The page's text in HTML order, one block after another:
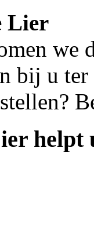
Lier
we
bij u ter
helpt